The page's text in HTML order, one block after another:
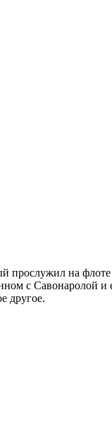
на флоте
с Савонаролой
другое.